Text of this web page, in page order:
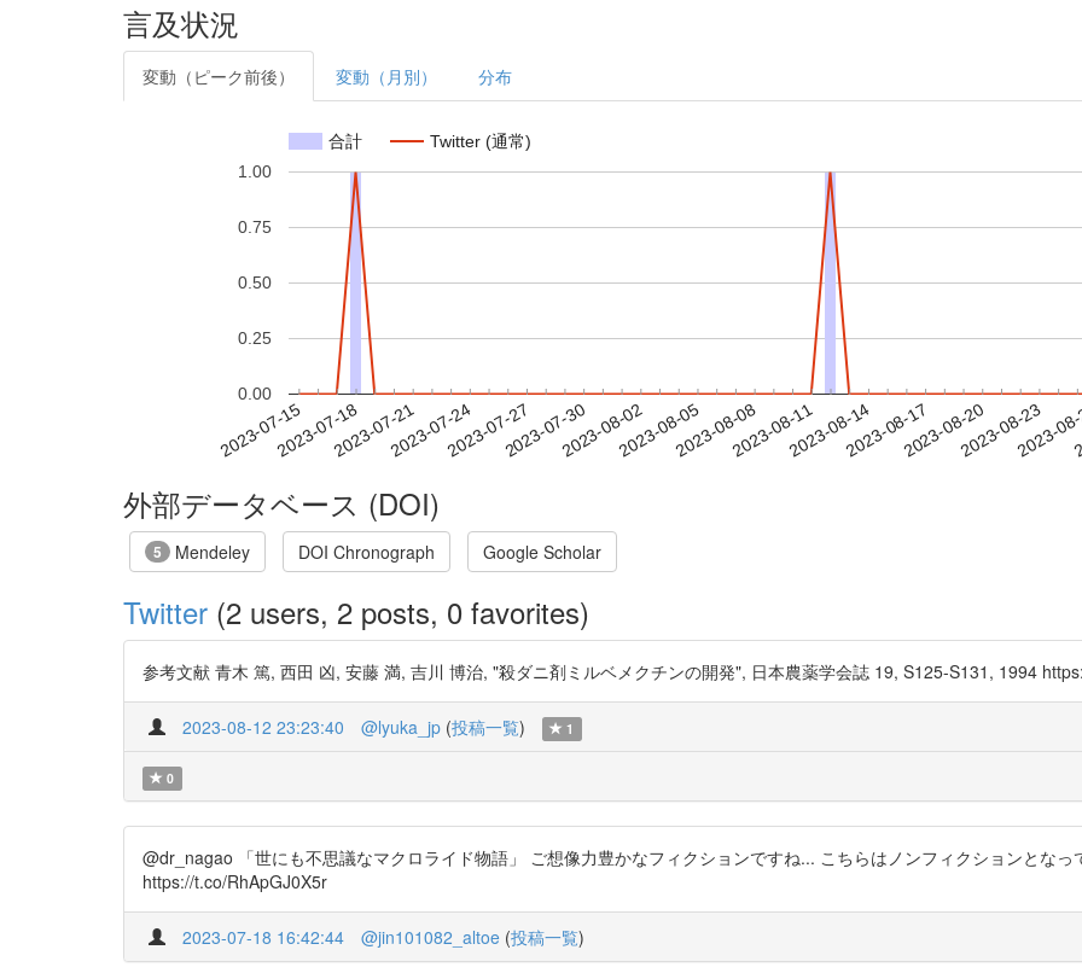
言及状況
変動（ピーク前後） 変動（月別） 分布
合計 Twitter (通常)
2023-07-152023-07-182023-07-212023-07-242023-07-272023-07-302023-08-022023-08-052023-08-082023-08-112023-08-142023-08-172023-08-202023-08-23
2023-
0.00
0.25
0.50
0.75
1.00
外部データベース (DOI)
5 Mendeley DOI Chronograph Google Scholar
Twitter (2 users, 2 posts, 0 favorites)
参考文献 青木 篤, 西田 凶, 安藤 満, 吉川 博治, "殺ダニ剤ミルベメクチンの開発", 日本農薬学会誌 19, S125-S131, 1994
2023-08-12 23:23:40 @lyuka_jp (投稿一覧) 1
0
@dr_nagao 「世にも不思議なマクロライド物語」 ご想像力豊かなフィクションですね... こちらはノンフィクションとな
https://t.co/RhApGJ0X5r
2023-07-18 16:42:44 @jin101082_altoe (投稿一覧)